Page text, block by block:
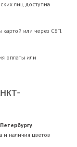
лиц доступна
или через СБП.
оплаты или
.
и наличия цветов